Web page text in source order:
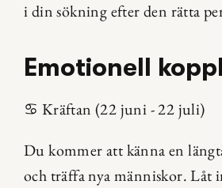
i din sökning efter den rätta
Emotionell
♋️ Kräftan (22 juni - 22 juli)
Du kommer att känna en
och träffa nya människor. Låt